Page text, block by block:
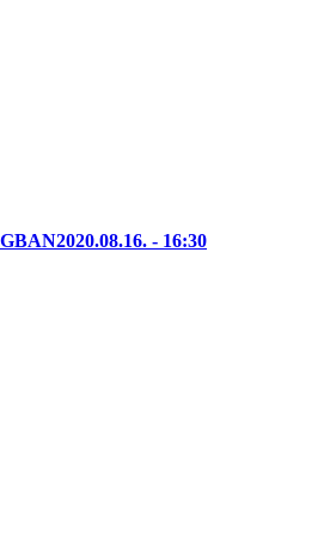
2020.08.16. - 16:30